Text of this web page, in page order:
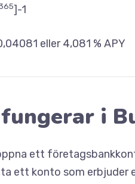
]-1
eller 4,081 % APY
i
ett
ett konto som erbjuder